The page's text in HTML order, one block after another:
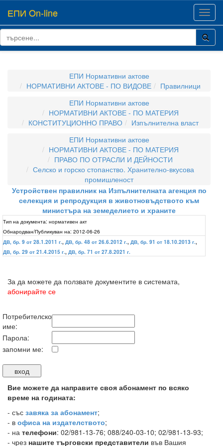
ЕПИ On-line
ЕПИ Нормативни актове
НОРМАТИВНИ АКТОВЕ - ПО ВИДОВЕ
Правилници
ЕПИ Нормативни актове
НОРМАТИВНИ АКТОВЕ - ПО МАТЕРИЯ
КОНСТИТУЦИОННО ПРАВО
Изпълнителна власт
ЕПИ Нормативни актове
НОРМАТИВНИ АКТОВЕ - ПО МАТЕРИЯ
ПРАВО ПО ОТРАСЛИ И ДЕЙНОСТИ
Селско и горско стопанство. Хранително-вкусова
промишленост
Устройствен правилник на Изпълнителната агенция по
селекция и репродукция в животновъдството към
министъра на земеделието и храните
Тип на документа: нормативен акт
Обнародван/Публикуван на: 2012-06-26
ДВ, бр. 9 от 28.1.2011 г., ДВ, бр. 48 от 26.6.2012 г., ДВ, бр. 91 от 18.10.2013 г.,
ДВ, бр. 29 от 21.4.2015 г., ДВ, бр. 71 от 27.8.2021 г.
За да можете да ползвате документите в системата,
абонирайте се
Потребителско
име:
Парола:
запомни ме:
Вие можете да направите своя абонамент по всяко
време на годината:
- със завяка за абонамент;
- в офиса на издателството;
- на телефони: 02/981-13-76; 088/240-03-10; 02/981-13-93;
- чрез нашите търговски представители във Вашия